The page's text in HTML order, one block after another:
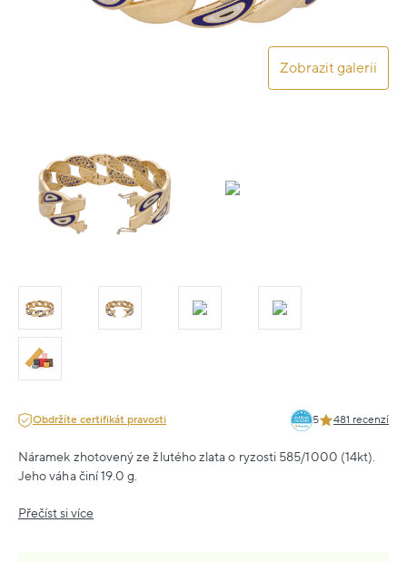
Zobrazit galerii
Obdržíte certifikát pravosti 5 481 recenzí
Náramek zhotovený ze žlutého zlata o ryzosti 585/1000 (14kt).
Jeho váha činí 19.0 g.
Přečíst si více